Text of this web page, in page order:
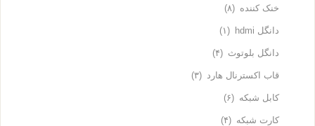
خنک کننده (۸)
دانگل hdmi (۱)
دانگل بلوتوث (۴)
قاب اکسترنال هارد (۳)
کابل شبکه (۶)
کارت شبکه (۴)